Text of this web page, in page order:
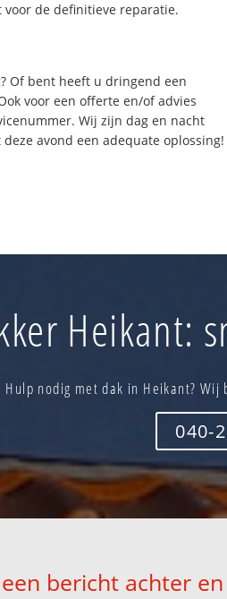
de definitieve reparatie.
Of bent heeft u dringend een
voor een offerte en/of advies
Wij zijn dag en nacht
deze avond een adequate oplossing!
Heikant:
Hulp nodig met dak in Heikant?
040-
bericht achter